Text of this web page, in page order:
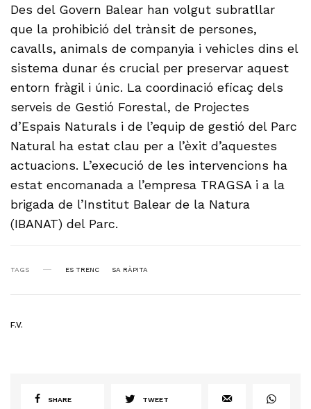
Des del Govern Balear han volgut subratllar
que la prohibició del trànsit de persones,
cavalls, animals de companyia i vehicles dins el
sistema dunar és crucial per preservar aquest
entorn fràgil i únic. La coordinació eficaç dels
serveis de Gestió Forestal, de Projectes
d’Espais Naturals i de l’equip de gestió del Parc
Natural ha estat clau per a l’èxit d’aquestes
actuacions. L’execució de les intervencions ha
estat encomanada a l’empresa TRAGSA i a la
brigada de l’Institut Balear de la Natura
(IBANAT) del Parc.
TAGS ES TRENC SA RÀPITA
F.V.
SHARE TWEET